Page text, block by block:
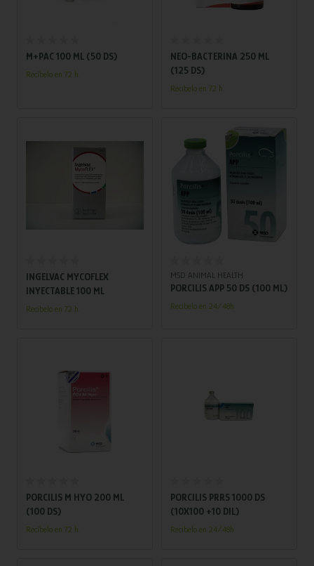
M+PAC 100 ML (50 DS)
Recíbelo en 72 h.
NEO-BACTERINA 250 ML
(125 DS)
Recíbelo en 72 h.
INGELVAC MYCOFLEX
INYECTABLE 100 ML
Recíbelo en 72 h.
MSD ANIMAL HEALTH
PORCILIS APP 50 DS (100 ML)
Recíbelo en 24/48h
PORCILIS M HYO 200 ML
(100 DS)
Recíbelo en 72 h.
PORCILIS PRRS 1000 DS
(10X100 +10 DIL)
Recíbelo en 24/48h